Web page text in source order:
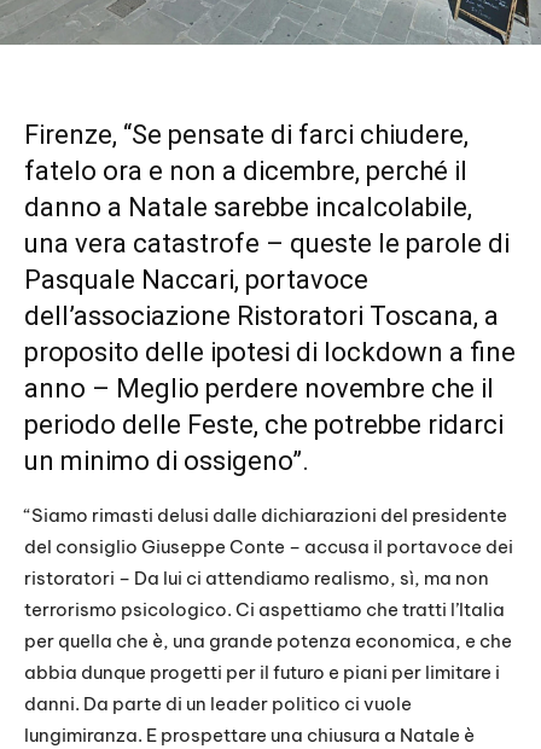
Firenze, “Se pensate di farci chiudere,
fatelo ora e non a dicembre, perché il
danno a Natale sarebbe incalcolabile,
una vera catastrofe – queste le parole di
Pasquale Naccari, portavoce
dell’associazione Ristoratori Toscana, a
proposito delle ipotesi di lockdown a fine
anno – Meglio perdere novembre che il
periodo delle Feste, che potrebbe ridarci
un minimo di ossigeno”.
“Siamo rimasti delusi dalle dichiarazioni del presidente
del consiglio Giuseppe Conte – accusa il portavoce dei
ristoratori – Da lui ci attendiamo realismo, sì, ma non
terrorismo psicologico. Ci aspettiamo che tratti l’Italia
per quella che è, una grande potenza economica, e che
abbia dunque progetti per il futuro e piani per limitare i
danni. Da parte di un leader politico ci vuole
lungimiranza. E prospettare una chiusura a Natale è